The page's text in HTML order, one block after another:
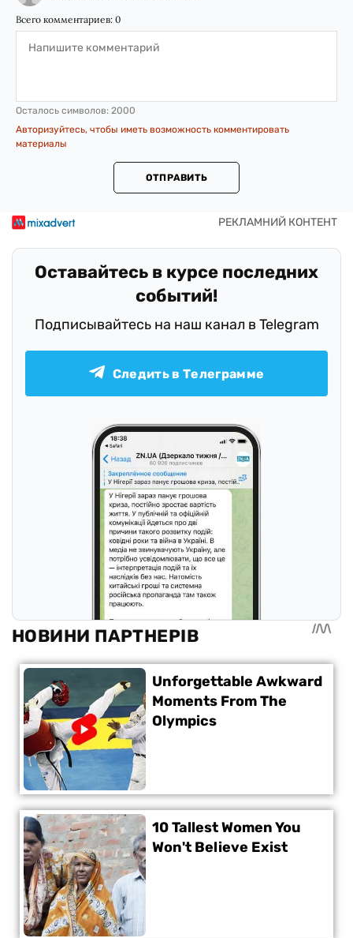
Всего комментариев: 0
Осталось символов: 2000
Авторизуйтесь, чтобы иметь возможность комментировать
материалы
ОТПРАВИТЬ
Оставайтесь в курсе последних
событий!
Подписывайтесь на наш канал в Telegram
Следить в Телеграмме